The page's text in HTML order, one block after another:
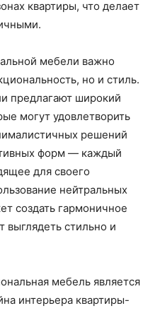
квартиры, что делает
мебели важно
но и стиль.
предлагают широкий
могут удовлетворить
решений
форм — каждый
для своего
нейтральных
создать гармоничное
выглядеть стильно и
мебель является
интерьера квартиры-